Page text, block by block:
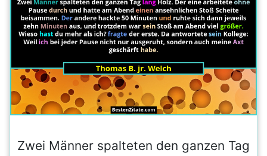
Zwei Männer spalteten den ganzen Tag